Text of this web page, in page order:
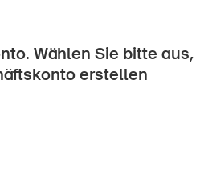
Wählen Sie bitte aus,
erstellen